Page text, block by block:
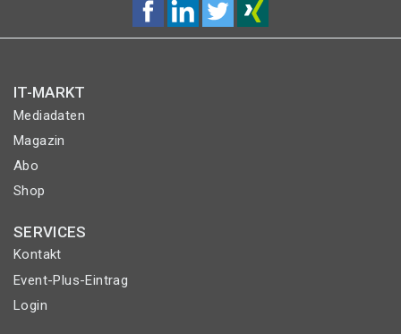
IT-MARKT
Mediadaten
Magazin
Abo
Shop
SERVICES
Kontakt
Event-Plus-Eintrag
Login